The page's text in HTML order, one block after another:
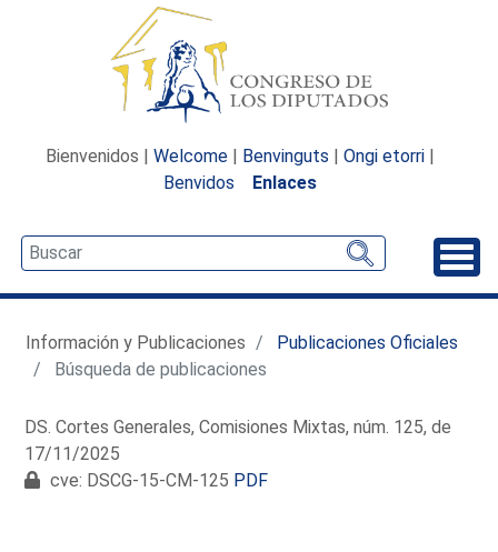
Bienvenidos | Welcome | Benvinguts | Ongi etorri |
Benvidos
Enlaces
Información y Publicaciones
Publicaciones Oficiales
Búsqueda de publicaciones
DS. Cortes Generales, Comisiones Mixtas, núm. 125, de
17/11/2025
cve: DSCG-15-CM-125 PDF